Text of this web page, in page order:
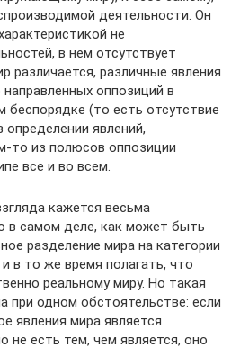
деятельности. Он
не
в нем отсутствует
различается, различные явления
оппозиций в
беспорядке (то есть отсутствие
определении явлений,
то из полюсов оппозиции
все и во всем.
кажется весьма
в самом деле, как может быть
разделение мира на категории
в то же время полагать, что
реальному миру. Но такая
при одном обстоятельстве: если
явления мира является
не есть тем, чем является, оно